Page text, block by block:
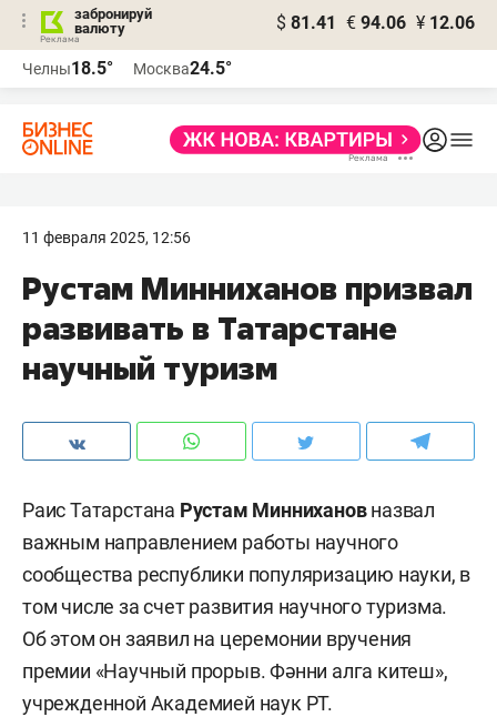
забронируй
валюту
$ 81.41 € 94.06 ¥ 12.06
Челны18.5° Москва24.5°
11 февраля 2025, 12:56
Рустам Минниханов призвал
развивать в Татарстане
научный туризм
Раис Татарстана Рустам Миннихановназвал
важным направлением работы научного
сообщества республики популяризацию науки, в
том числе за счет развития научного туризма.
Об этом он заявил на церемонии вручения
премии «Научный прорыв. Фәнни алга китеш»,
учрежденной Академией наук РТ.